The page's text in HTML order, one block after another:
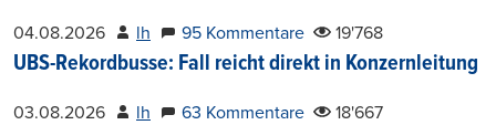
04.08.2026 lh 95 Kommentare 19'768
UBS-Rekordbusse: Fall reicht direkt in Konzernleitung
03.08.2026 lh 63 Kommentare 18'667